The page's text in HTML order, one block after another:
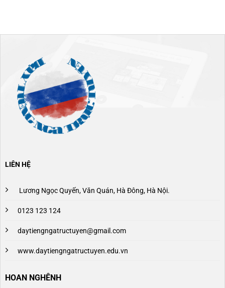
LIÊN HỆ
Lương Ngọc Quyến, Văn Quán, Hà Đông, Hà Nội.
0123 123 124
daytiengngatructuyen@gmail.com
www.daytiengngatructuyen.edu.vn
HOAN NGHÊNH